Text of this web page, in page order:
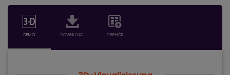
DEMO DOWNLOAD ZUBEHÖR